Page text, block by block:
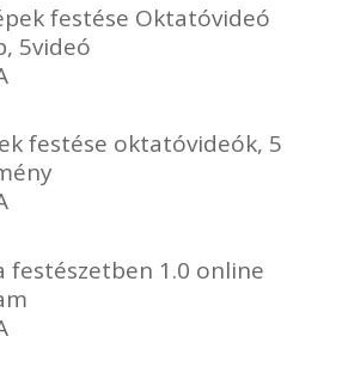
festése Oktatóvideó
5videó
festése oktatóvideók, 5
festészetben 1.0 online